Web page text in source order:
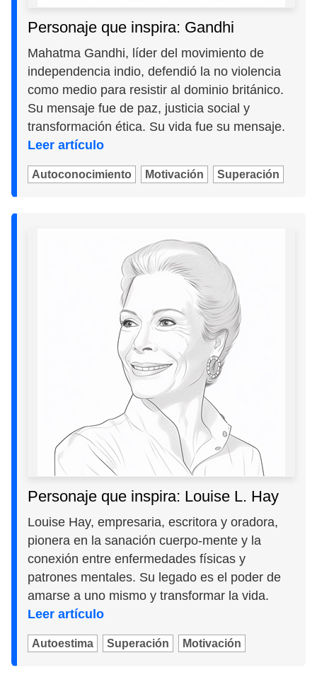
Personaje que inspira: Gandhi
Mahatma Gandhi, líder del movimiento de
independencia indio, defendió la no violencia
como medio para resistir al dominio británico.
Su mensaje fue de paz, justicia social y
transformación ética. Su vida fue su mensaje.
Leer artículo
Autoconocimiento Motivación Superación
Personaje que inspira: Louise L. Hay
Louise Hay, empresaria, escritora y oradora,
pionera en la sanación cuerpo-mente y la
conexión entre enfermedades físicas y
patrones mentales. Su legado es el poder de
amarse a uno mismo y transformar la vida.
Leer artículo
Autoestima Superación Motivación